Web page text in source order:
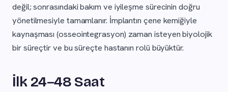
değil; sonrasındaki bakım ve iyileşme sürecinin doğru
yönetilmesiyle tamamlanır. İmplantın çene kemiğiyle
kaynaşması (osseointegrasyon) zaman isteyen biyolojik
bir süreçtir ve bu süreçte hastanın rolü büyüktür.
İlk 24–48 Saat